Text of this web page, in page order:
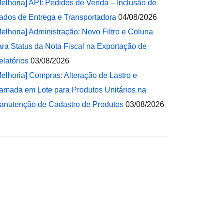
API: Pedidos de Venda – Inclusão de
de Entrega e Transportadora 04/08/2026
Administração: Novo Filtro e Coluna
Status da Nota Fiscal na Exportação de
03/08/2026
Compras: Alteração de Lastro e
em Lote para Produtos Unitários na
de Cadastro de Produtos 03/08/2026